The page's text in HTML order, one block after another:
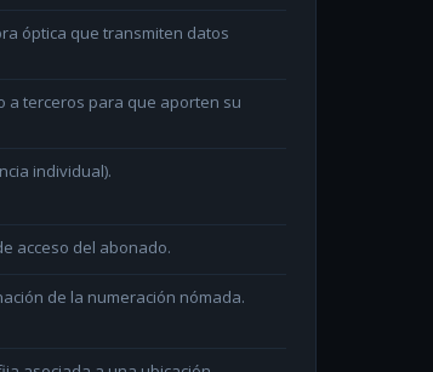
óptica que transmiten datos
a terceros para que aporten su
individual).
acceso del abonado.
de la numeración nómada.